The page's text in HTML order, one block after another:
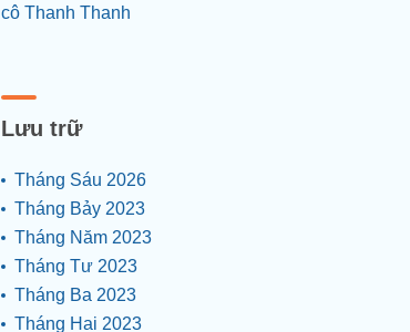
cô Thanh Thanh
Lưu trữ
Tháng Sáu 2026
Tháng Bảy 2023
Tháng Năm 2023
Tháng Tư 2023
Tháng Ba 2023
Tháng Hai 2023